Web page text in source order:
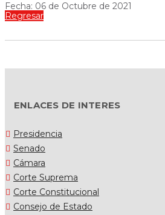
Fecha: 06 de Octubre de 2021
Regresar
ENLACES DE INTERES
Presidencia
Senado
Cámara
Corte Suprema
Corte Constitucional
Consejo de Estado